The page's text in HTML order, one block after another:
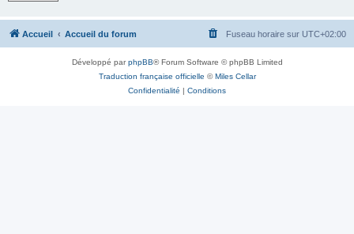
Accueil Accueil du forum Fuseau horaire sur UTC+02:00
Développé parphpBB® Forum Software © phpBB Limited
Traduction française officielle ©Miles Cellar
Confidentialité | Conditions